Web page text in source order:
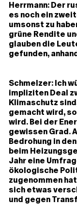
Herrmann: Der
es noch ein
umsonst zu
grüne Rendite
glauben die
gefunden,
Schmelzer: Ich
impliziten Deal
Klimaschutz
gemacht wird,
wird. Bei der
gewissen Grad.
Bedrohung in
beim
Jahr eine
ökologische
zugenommen
sich etwas
und gegen